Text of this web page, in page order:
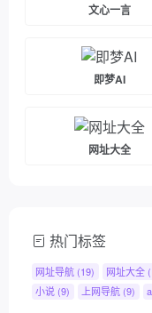
文心一言
即梦AI
网址大全
热门标签
网址导航 (19) 网址大全
小说 (9) 上网导航 (9)